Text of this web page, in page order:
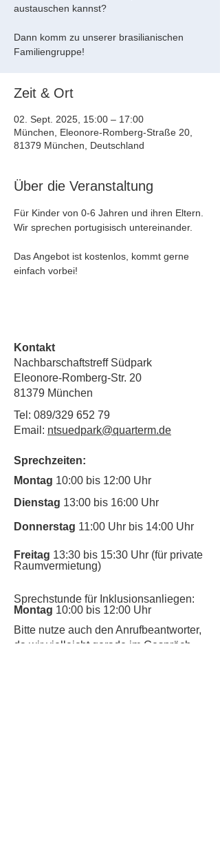
austauschen kannst?
Dann komm zu unserer brasilianischen
Familiengruppe!
Zeit & Ort
02. Sept. 2025, 15:00 – 17:00
München, Eleonore-Romberg-Straße 20,
81379 München, Deutschland
Über die Veranstaltung
Für Kinder von 0-6 Jahren und ihren Eltern.
Wir sprechen portugisisch untereinander.
Das Angebot ist kostenlos, kommt gerne
einfach vorbei!
Kontakt
Nachbarschaftstreff Südpark
Eleonore-Romberg-Str. 20
81379 München
Tel: 089/329 652 79
Email: ntsuedpark@quarterm.de
Sprechzeiten:
Montag 10:00 bis 12:00 Uhr
Dienstag 13:00 bis 16:00 Uhr
Donnerstag 11:00 Uhr bis 14:00 Uhr
Freitag 13:30 bis 15:30 Uhr (für private
Raumvermietung)
Sprechstunde für Inklusionsanliegen:
Montag 10:00 bis 12:00 Uhr
​Bitte nutze auch den Anrufbeantworter,
da wir vielleicht gerade im Gespräch